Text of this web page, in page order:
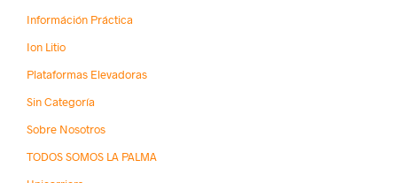
Információn Práctica
Ion Litio
Plataformas Elevadoras
Sin Categoría
Sobre Nosotros
TODOS SOMOS LA PALMA